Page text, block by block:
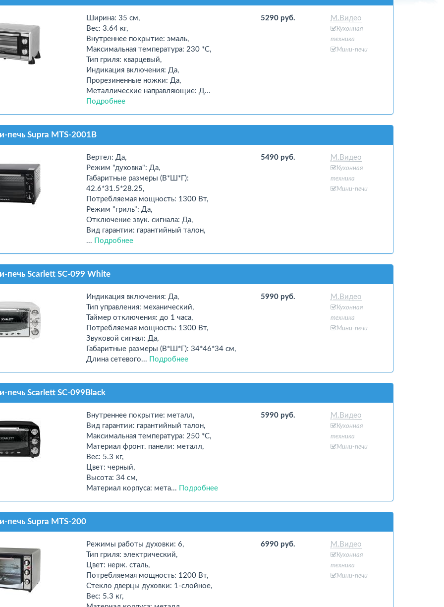
Ширина: 35 см,
Вес: 3.64 кг,
Внутреннее покрытие: эмаль,
Максимальная температура: 230 *С,
Тип гриля: кварцевый,
Индикация включения: Да,
Прорезиненные ножки: Да,
Металлические направляющие: Д...
Подробнее
5290 руб. М.Видео
Кухонная
техника
Мини-печи
печь Supra MTS-2001B
Вертел: Да,
Режим "духовка": Да,
Габаритные размеры (В*Ш*Г):
42.6*31.5*28.25,
Потребляемая мощность: 1300 Вт,
Режим "гриль": Да,
Отключение звук. сигнала: Да,
Вид гарантии: гарантийный талон,
...
Подробнее
5490 руб. М.Видео
Кухонная
техника
Мини-печи
печь Scarlett SC-099 White
Индикация включения: Да,
Тип управления: механический,
Таймер отключения: до 1 часа,
Потребляемая мощность: 1300 Вт,
Звуковой сигнал: Да,
Габаритные размеры (В*Ш*Г): 34*46*34 см,
Длина сетевого...
Подробнее
5990 руб. М.Видео
Кухонная
техника
Мини-печи
печь Scarlett SC-099Black
Внутреннее покрытие: металл,
Вид гарантии: гарантийный талон,
Максимальная температура: 250 *С,
Материал фронт. панели: металл,
Вес: 5.3 кг,
Цвет: черный,
Высота: 34 см,
Материал корпуса: мета...
Подробнее
5990 руб. М.Видео
Кухонная
техника
Мини-печи
печь Supra MTS-200
Режимы работы духовки: 6,
Тип гриля: электрический,
Цвет: нерж. сталь,
Потребляемая мощность: 1200 Вт,
Стекло дверцы духовки: 1-слойное,
Вес: 5.3 кг,
6990 руб. М.Видео
Кухонная
техника
Мини-печи